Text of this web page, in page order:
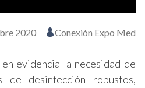
2020 Conexión Expo Med
evidencia la necesidad de
de desinfección robustos,